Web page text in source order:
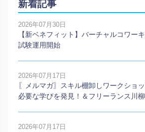
新着記事
2026年07月30日
【新ベネフィット】バーチャルコワー
試験運用開始
2026年07月17日
〖メルマガ〗スキル棚卸しワークショ
必要な学びを発見！＆フリーランス川
2026年07月17日